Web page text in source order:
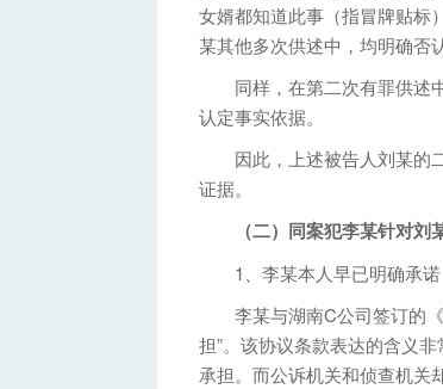
女婿都知道此事（指冒牌贴
某其他多次供述中，均明确否
同样，在第二次有罪供述中
认定事实依据。
因此，上述被告人刘某的二
证据。
（二）同案犯李某针对刘
1、李某本人早已明确承诺
李某与湖南C公司签订的《
担”。该协议条款表达的含义
承担。而公诉机关和侦查机关